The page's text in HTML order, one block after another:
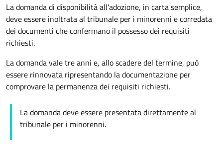
La domanda di disponibilità all'adozione, in carta semplice,
deve essere inoltrata al tribunale per i minorenni e corredata
dei documenti che confermano il possesso dei requisiti
richiesti.
La domanda vale tre anni e, allo scadere del termine, può
essere rinnovata ripresentando la documentazione per
comprovare la permanenza dei requisiti richiesti.
La domanda deve essere presentata direttamente al
tribunale per i minorenni.